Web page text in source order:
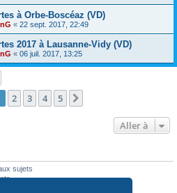
à Orbe-Boscéaz (VD)
« 22 sept. 2017, 22:49
2017 à Lausanne-Vidy (VD)
« 06 juil. 2017, 13:25
2 3 4 5
Aller à
sujets